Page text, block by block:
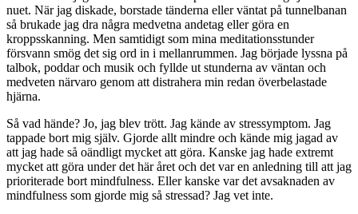
nuet. När jag diskade, borstade tänderna eller väntat på tunnelbanan
så brukade jag dra några medvetna andetag eller göra en
kroppsskanning. Men samtidigt som mina meditationsstunder
försvann smög det sig ord in i mellanrummen. Jag började lyssna på
talbok, poddar och musik och fyllde ut stunderna av väntan och
medveten närvaro genom att distrahera min redan överbelastade
hjärna.
Så vad hände? Jo, jag blev trött. Jag kände av stressymptom. Jag
tappade bort mig själv. Gjorde allt mindre och kände mig jagad av
att jag hade så oändligt mycket att göra. Kanske jag hade extremt
mycket att göra under det här året och det var en anledning till att jag
prioriterade bort mindfulness. Eller kanske var det avsaknaden av
mindfulness som gjorde mig så stressad? Jag vet inte.